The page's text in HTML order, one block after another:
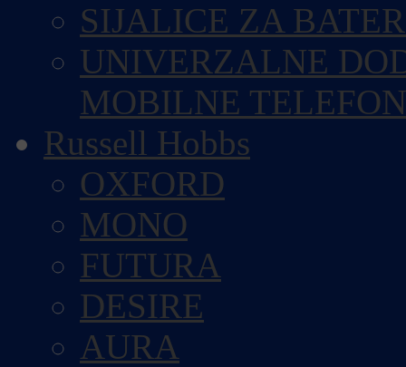
SIJALICE ZA
UNIVERZALNE
MOBILNE
Russell Hobbs
OXFORD
MONO
FUTURA
DESIRE
AURA